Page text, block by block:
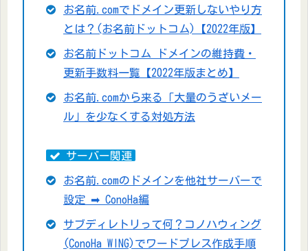
お名前.comでドメイン更新しないやり方
とは？(お名前ドットコム)【2022年版】
お名前ドットコム ドメインの維持費・
更新手数料一覧【2022年版まとめ】
お名前.comから来る「大量のうざいメー
ル」を少なくする対処方法
サーバー関連
お名前.comのドメインを他社サーバーで
設定 ➡ ConoHa編
サブディレトリって何？コノハウィング
(ConoHa WING)でワードプレス作成手順